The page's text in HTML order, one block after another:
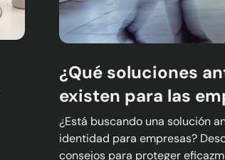
¿Qué soluciones
existen para las
¿Está buscando una solución
identidad para empresas?
consejos para proteger